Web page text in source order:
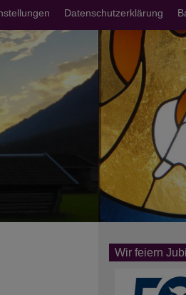
Datenschutzerklärung
Wir feiern